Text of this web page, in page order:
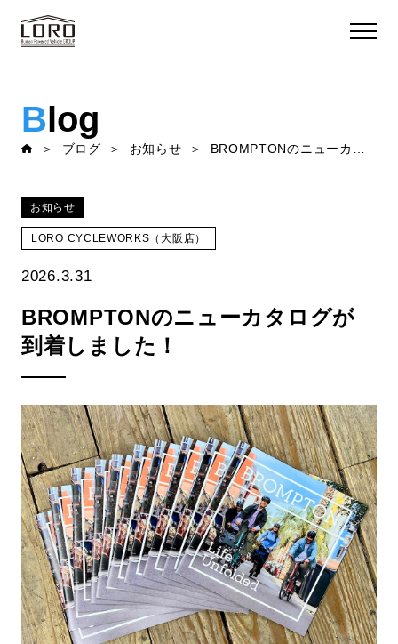
Blog
ブログ お知らせ BROMPTONのニューカタログが到着しました！
お知らせ
LORO CYCLEWORKS（大阪店）
2026.3.31
BROMPTONのニューカタログが
到着しました！